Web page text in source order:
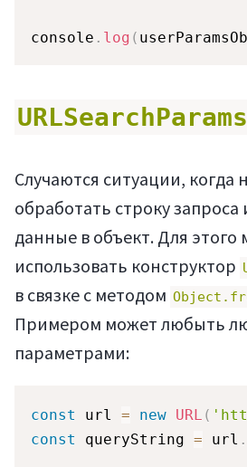
console . log (
Случаются ситуации, когда
обработать строку запроса
данные в объект. Для этого
использовать конструктор
в связке с методом
Примером может любыть
параметрами:
const url = new URL (
const
queryString = url .